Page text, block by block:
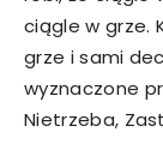
ciągle w grze.
grze i sami
wyznaczone
Nietrzeba,